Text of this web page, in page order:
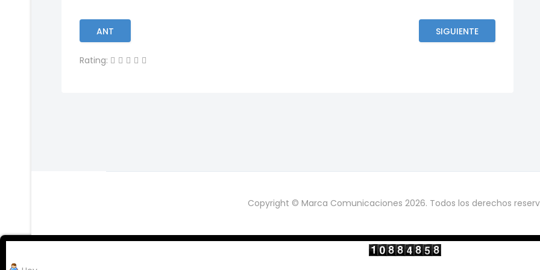
ANT SIGUIENTE
Rating:
Copyright © Marca Comunicaciones 2026. Todos los derechos